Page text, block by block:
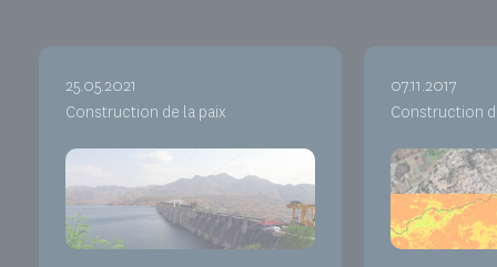
25.05.2021
Construction de la paix
07.11.2017
Construction